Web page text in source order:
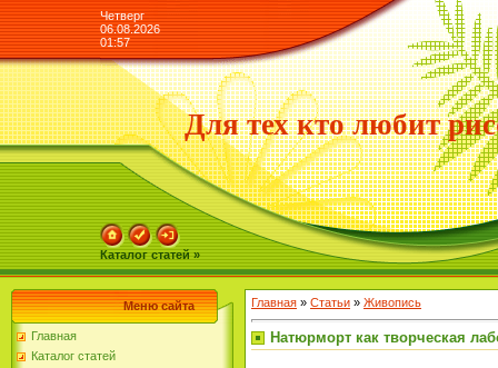
Четверг
06.08.2026
01:57
Для тех кто любит
Каталог статей »
Меню сайта
Главная
Каталог статей
Главная » Статьи » Живопись
Натюрморт как творческая